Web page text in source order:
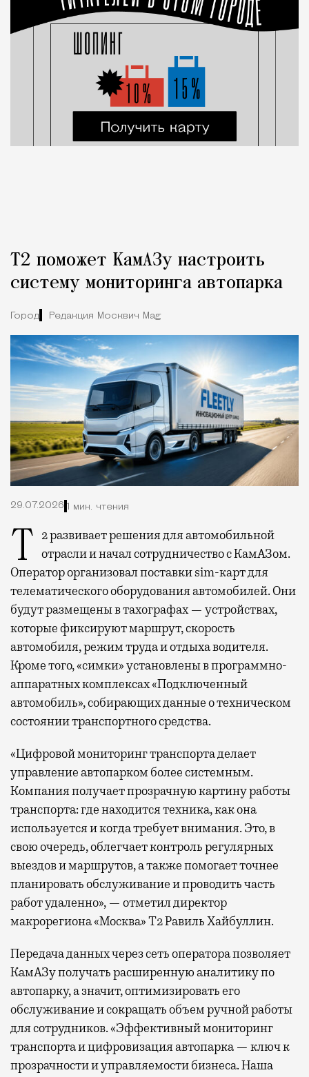
Т2 поможет КамАЗу настроить
систему мониторинга автопарка
Город Редакция Москвич Mag
29.07.2026 1 мин. чтения
Т2 развивает решения для автомобильной отрасли и начал сотрудничество с КамАЗом.
Оператор организовал поставки sim-карт для
телематического оборудования автомобилей. Они
будут размещены в тахографах — устройствах,
которые фиксируют маршрут, скорость
автомобиля, режим труда и отдыха водителя.
Кроме того, «симки» установлены в программно-
аппаратных комплексах «Подключенный
автомобиль», собирающих данные о техническом
состоянии транспортного средства.
«Цифровой мониторинг транспорта делает
управление автопарком более системным.
Компания получает прозрачную картину работы
транспорта: где находится техника, как она
используется и когда требует внимания. Это, в
свою очередь, облегчает контроль регулярных
выездов и маршрутов, а также помогает точнее
планировать обслуживание и проводить часть
работ удаленно», — отметил директор
макрорегиона «Москва» Т2 Равиль Хайбуллин.
Передача данных через сеть оператора позволяет
КамАЗу получать расширенную аналитику по
автопарку, а значит, оптимизировать его
обслуживание и сокращать объем ручной работы
для сотрудников. «Эффективный мониторинг
транспорта и цифровизация автопарка — ключ к
прозрачности и управляемости бизнеса. Наша